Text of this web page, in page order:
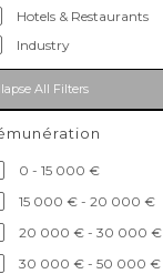
Hotels & Restaurants
Industry
All Filters
0 - 15 000 €
15 000 € - 20 000 €
20 000 € - 30 000 €
30 000 € - 50 000 €